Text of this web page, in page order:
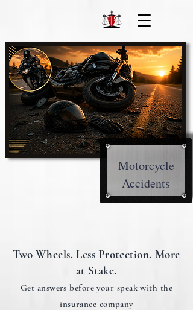
Motorcycle
Accidents
Two Wheels. Less Protection. More
at Stake.
Get answers before your speak with the
insurance company